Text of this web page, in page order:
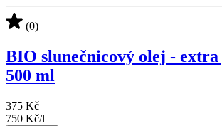
(0)
BIO slunečnicový olej - extra
500 ml
375 Kč
750 Kč/l